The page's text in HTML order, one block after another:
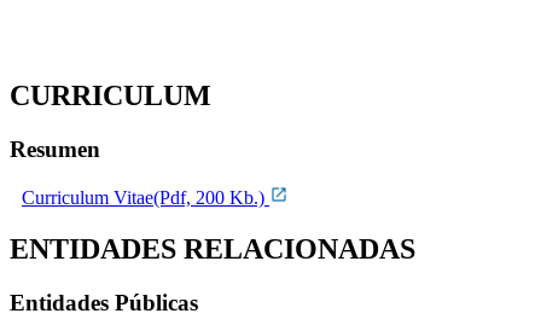
CURRICULUM
Resumen
Curriculum Vitae(Pdf, 200 Kb.)
ENTIDADES RELACIONADAS
Entidades Públicas